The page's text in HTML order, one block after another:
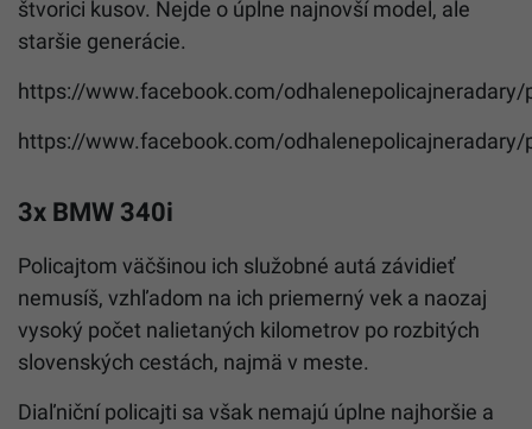
štvorici kusov. Nejde o úplne najnovší model, ale
staršie generácie.
https://www.facebook.com/
https://www.facebook.com/
3x BMW 340i
Policajtom väčšinou ich služobné autá závidieť
nemusíš, vzhľadom na ich priemerný vek a naozaj
vysoký počet nalietaných kilometrov po rozbitých
slovenských cestách, najmä v meste.
Diaľniční policajti sa však nemajú úplne najhoršie a